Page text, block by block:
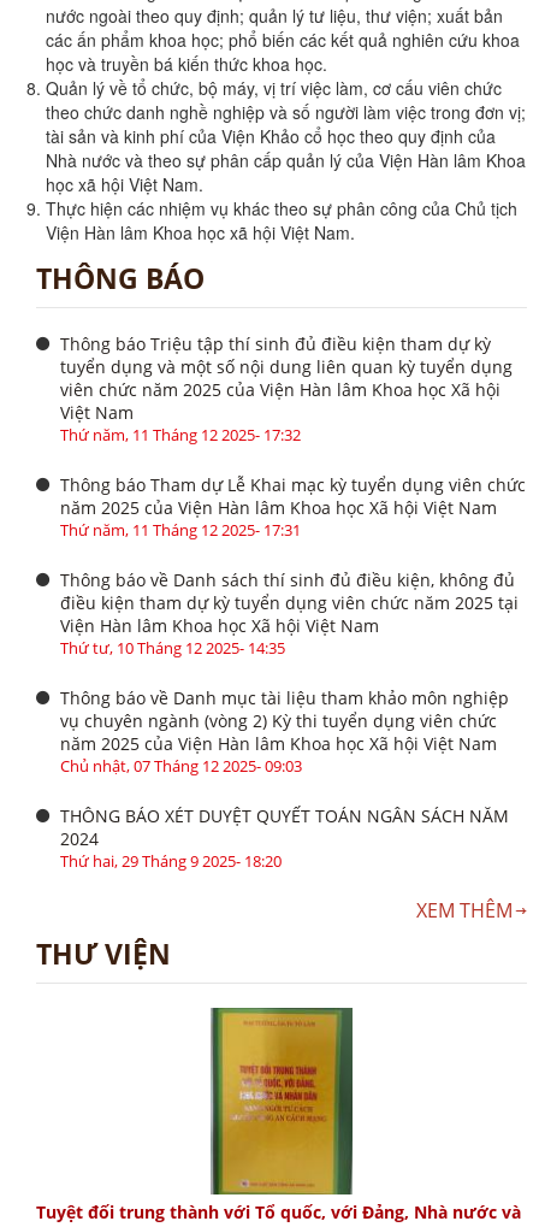
nước ngoài theo quy định; quản lý tư liệu, thư viện; xuất bản
các ấn phẩm khoa học; phổ biến các kết quả nghiên cứu khoa
học và truyền bá kiến thức khoa học.
Quản lý về tổ chức, bộ máy, vị trí việc làm, cơ cấu viên chức
theo chức danh nghề nghiệp và số người làm việc trong đơn vị;
tài sản và kinh phí của Viện Khảo cổ học theo quy định của
Nhà nước và theo sự phân cấp quản lý của Viện Hàn lâm Khoa
học xã hội Việt Nam.
Thực hiện các nhiệm vụ khác theo sự phân công của Chủ tịch
Viện Hàn lâm Khoa học xã hội Việt Nam.
THÔNG BÁO
Thông báo Triệu tập thí sinh đủ điều kiện tham dự kỳ
tuyển dụng và một số nội dung liên quan kỳ tuyển dụng
viên chức năm 2025 của Viện Hàn lâm Khoa học Xã hội
Việt Nam
Thứ năm, 11 Tháng 12 2025- 17:32
Thông báo Tham dự Lễ Khai mạc kỳ tuyển dụng viên chức
năm 2025 của Viện Hàn lâm Khoa học Xã hội Việt Nam
Thứ năm, 11 Tháng 12 2025- 17:31
Thông báo về Danh sách thí sinh đủ điều kiện, không đủ
điều kiện tham dự kỳ tuyển dụng viên chức năm 2025 tại
Viện Hàn lâm Khoa học Xã hội Việt Nam
Thứ tư, 10 Tháng 12 2025- 14:35
Thông báo về Danh mục tài liệu tham khảo môn nghiệp
vụ chuyên ngành (vòng 2) Kỳ thi tuyển dụng viên chức
năm 2025 của Viện Hàn lâm Khoa học Xã hội Việt Nam
Chủ nhật, 07 Tháng 12 2025- 09:03
THÔNG BÁO XÉT DUYỆT QUYẾT TOÁN NGÂN SÁCH NĂM
2024
Thứ hai, 29 Tháng 9 2025- 18:20
XEM THÊM
THƯ VIỆN
Tuyệt đối trung thành với Tổ quốc, với Đảng, Nhà nước và